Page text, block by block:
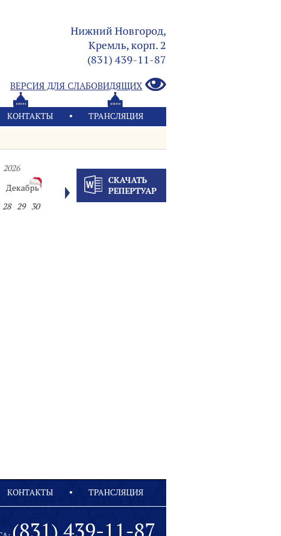
Нижний Новгород,
Кремль, корп. 2
(831) 439-11-87
ВЕРСИЯ ДЛЯ СЛАБОВИДЯЩИХ
КОНТАКТЫ ТРАНСЛЯЦИЯ
2026
Декабрь
28 29 30
СКАЧАТЬ
РЕПЕРТУАР
КОНТАКТЫ ТРАНСЛЯЦИЯ